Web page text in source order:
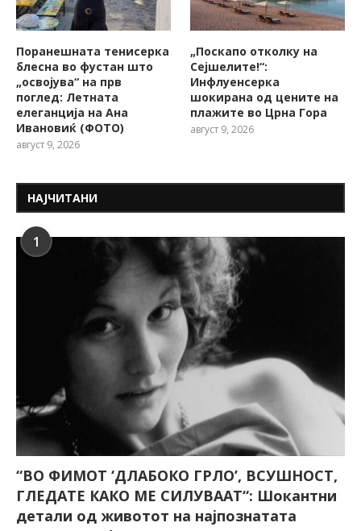
Поранешната тенисерка
блесна во фустан што
„освојува“ на прв
поглед: Летната
елеганција на Ана
Ивановиќ (ФОТО)
август 9, 2026
„Поскапо отколку на
Сејшелите!“:
Инфлуенсерка
шокирана од цените на
плажите во Црна Гора
август 9, 2026
НАЈЧИТАНИ
1
“ВО ФИМОТ ‘ДЛАБОКО ГРЛО’, ВСУШНОСТ,
ГЛЕДАТЕ КАКО МЕ СИЛУВААТ“: Шокантни
детали од животот на најпознатата